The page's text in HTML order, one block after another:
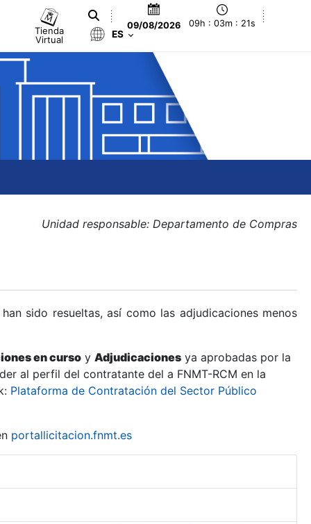
Tienda
Virtual
09/08/2026 09h : 03m : 21s
ES
Unidad responsable: Departamento de Compras
sido resueltas, así como las adjudicaciones menos
en curso y Adjudicaciones ya aprobadas por la
al perfil del contratante del a FNMT-RCM en la
Plataforma de Contratación del Sector Público
portallicitacion.fnmt.es